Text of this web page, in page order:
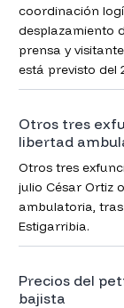
coordinación
desplazamiento
prensa y
está previsto del
Otros tres
libertad
Otros tres
julio César Ortiz
ambulatoria,
Estigarribia.
Precios del
bajista